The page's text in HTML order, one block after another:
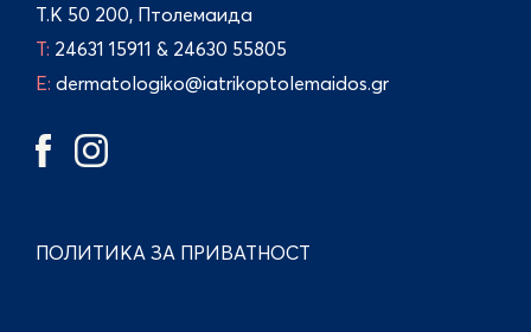
Т.К 50 200, Птолемаида
Τ: 24631 15911 & 24630 55805
E: dermatologiko@iatrikoptolemaidos.gr
ПОЛИТИКА ЗА ПРИВАТНОСТ